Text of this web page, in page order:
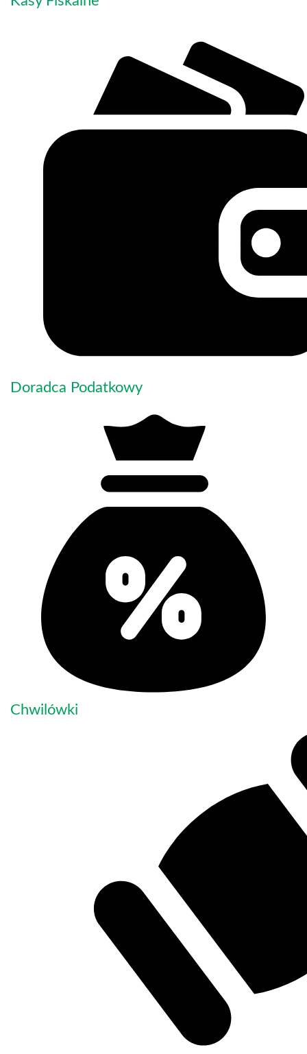
Doradca Podatkowy
Chwilówki